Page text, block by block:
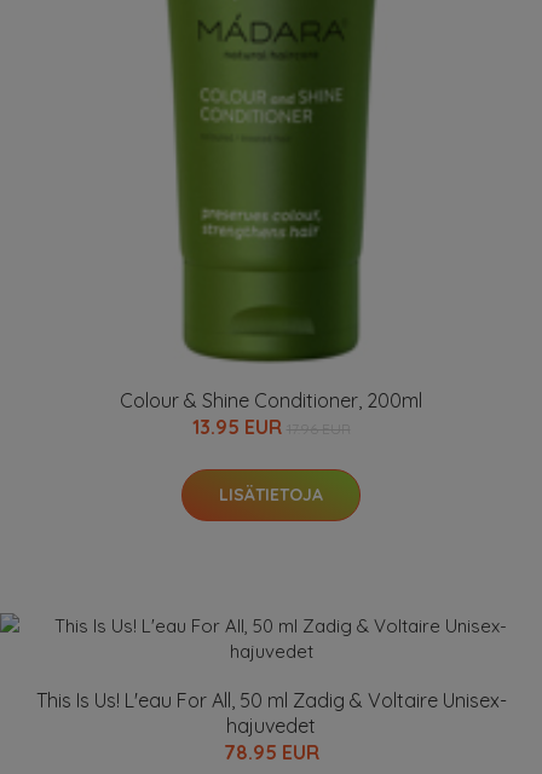
Colour & Shine Conditioner, 200ml
13.95 EUR
LISÄTIETOJA
This Is Us! L'eau For All, 50 ml Zadig & Voltaire Unisex-
hajuvedet
78.95 EUR